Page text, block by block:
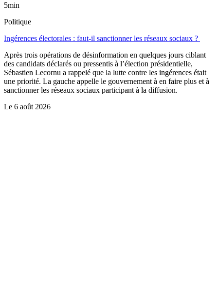
5min
Politique
Ingérences électorales : faut-il sanctionner les réseaux sociaux ?
Après trois opérations de désinformation en quelques jours ciblant
des candidats déclarés ou pressentis à l’élection présidentielle,
Sébastien Lecornu a rappelé que la lutte contre les ingérences était
une priorité. La gauche appelle le gouvernement à en faire plus et à
sanctionner les réseaux sociaux participant à la diffusion.
Le 6 août 2026